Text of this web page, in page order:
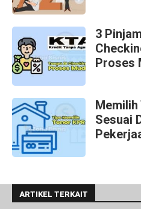
3
Proses
Memilih
Sesuai
ARTIKEL TERKAIT